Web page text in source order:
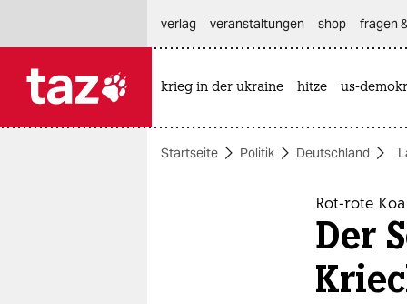
themen
verlag
veranstaltungen shop fragen
krieg in der ukraine hitze us-
Startseite Politik Deutschland
Rot-rote
Der